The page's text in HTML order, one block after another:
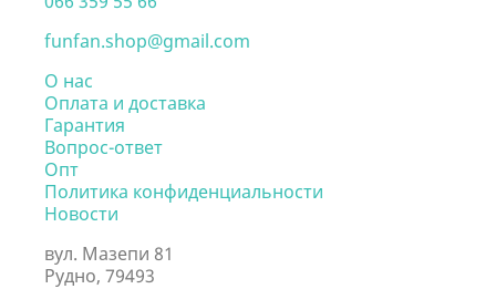
funfan.shop@gmail.com
О нас
Оплата и доставка
Гарантия
Вопрос-ответ
Опт
Политика конфиденциальности
Новости
вул. Мазепи 81
Рудно, 79493